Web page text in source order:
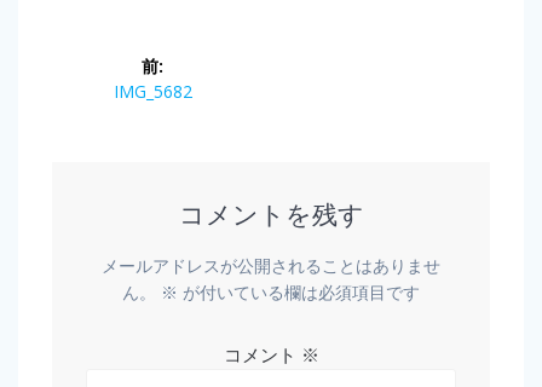
前:
IMG_5682
コメントを残す
メールアドレスが公開されることはありませ
ん。
※ が付いている欄は必須項目です
コメント ※